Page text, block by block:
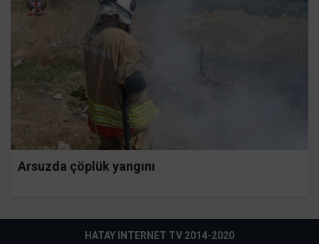
Arsuzda çöplük yangını
HATAY INTERNET TV 2014-2020